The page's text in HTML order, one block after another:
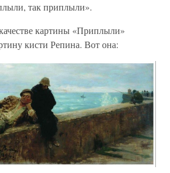
так приплыли».
картины «Приплыли»
кисти Репина. Вот она: